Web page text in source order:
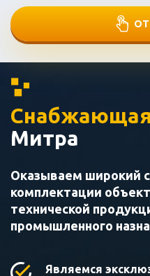
Снабжающая
Митра
Оказываем широкий
комплектации
технической
промышленного
Являемся